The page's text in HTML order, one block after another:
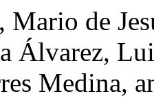
de
Álvarez,
Medina,